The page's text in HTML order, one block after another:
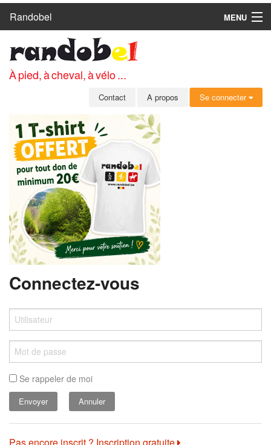
Randobel
MENU
CIRCUITS
CLUBS
MEMBRES
SE CONNECTER
INSCRIPTION GRATUITE
MOT DE PASSE OUBLIÉ
À pied, à cheval, à vélo ...
Contact A propos Se connecter
Connectez-vous
Se rappeler de moi
Annuler
Pas encore inscrit ? Inscription gratuite